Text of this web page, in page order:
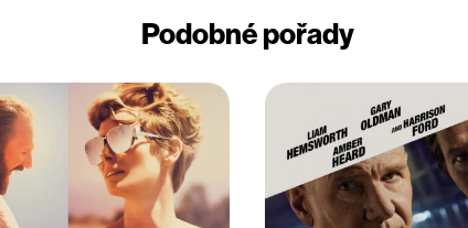
Podobné pořady